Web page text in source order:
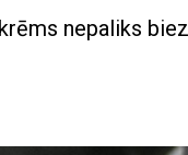
nepaliks